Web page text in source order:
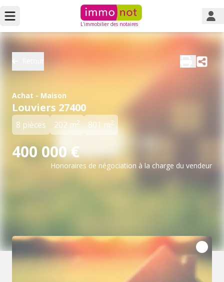
L'immobilier des notaires
Achat - Maison
Louviers 27400
8 pièces 202 m2 801 m2
400 000 €
Honoraires de négociation à la charge du vendeur